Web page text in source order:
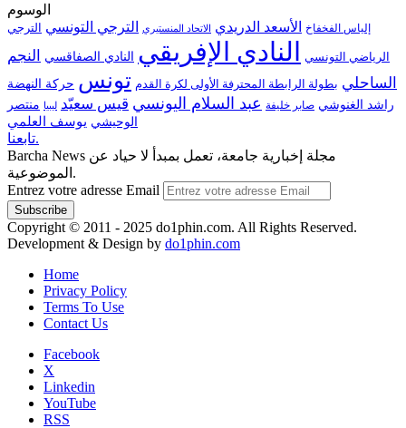
الوسوم
إلياس الفخفاخ الأسعد الدريدي الاتحاد المنستيري الترجي التونسي الترجي
الرياضي التونسي النادي الإفريقي النادي الصفاقسي
النجم
الساحلي بطولة الرابطة المحترفة الأولى لكرة القدم تونس حركة النهضة
راشد الغنوشي صابر خليفة عبد السلام اليونسي قيس سعيّد ليبيا
منتصر
الوحيشي يوسف العلمي
تابعنا.
Barcha News مجلة إخبارية جامعة، تعمل بمبدأ لا حياد عن
الموضوعية.
Entrez votre adresse Email
Copyright © 2011 - 2025 do1phin.com. All Rights Reserved.
Development & Design by do1phin.com
Home
Privacy Policy
Terms To Use
Contact Us
Facebook
X
Linkedin
YouTube
RSS